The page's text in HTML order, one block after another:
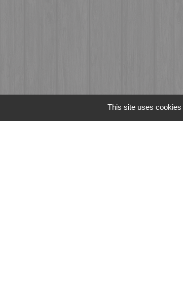
This site uses